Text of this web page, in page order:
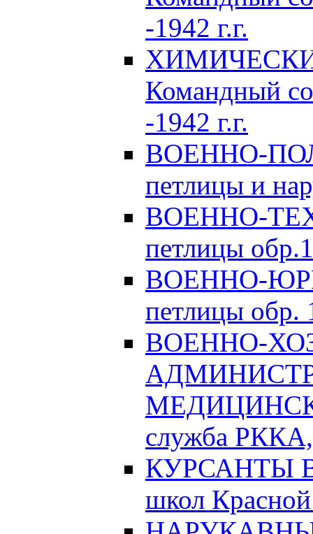
-1942 г.г.
Командный
-1942 г.г.
ВОЕННО-
петлицы и
ВОЕННО-
петлицы
ВОЕННО-
петлицы обр.
ВОЕННО-
служба РККА,
КУРСАНТЫ
школ